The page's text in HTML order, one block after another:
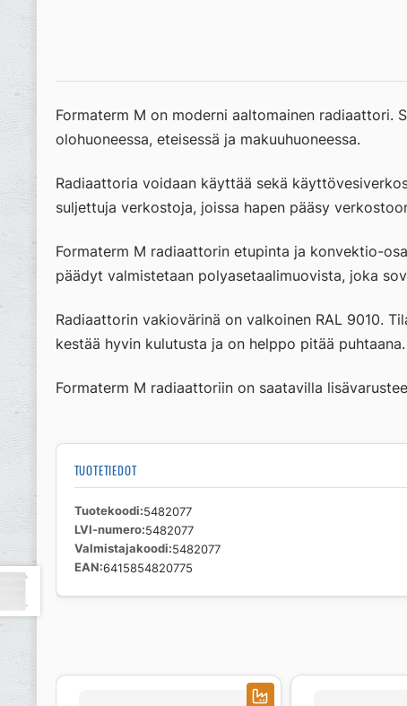
Formaterm M on moderni aaltomainen radiaattori.
olohuoneessa, eteisessä ja makuuhuoneessa.
Radiaattoria voidaan käyttää sekä
suljettuja verkostoja, joissa hapen pääsy
Formaterm M radiaattorin etupinta ja konvektio-
päädyt valmistetaan polyasetaalimuovista, joka
Radiaattorin vakiovärinä on valkoinen RAL 9010.
kestää hyvin kulutusta ja on helppo pitää puhtaana.
Formaterm M radiaattoriin on saatavilla
TUOTETIEDOT
Tuotekoodi 5482077
LVI-numero 5482077
Valmistajakoodi 5482077
EAN 6415854820775